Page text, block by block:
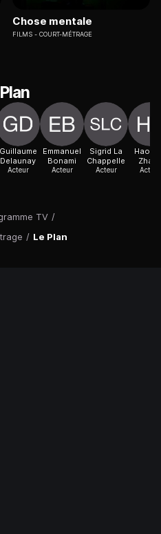
TV /
/ Le Plan
Chose mentale
FILMS COURT-MÉTRAGE
Guillaume
Delaunay
Acteur
Emmanuel
Bonami
Acteur
Sigrid La
Chappelle
Acteur Acteur